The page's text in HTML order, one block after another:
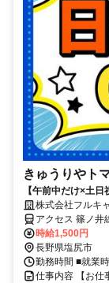
きゅうりやト
【午前中だけ×土
円の高時給で即日払
株式会社フルキ
アクセス 篠ノ井
時給1,500円
長野県塩尻市
勤務時間 ■就業
仕事内容 【お仕